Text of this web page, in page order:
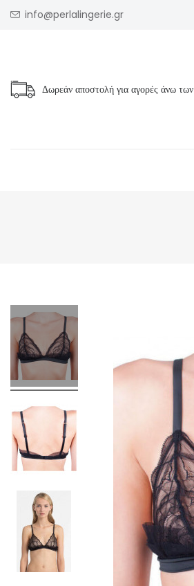
info@perlalingerie.gr
Δωρεάν αποστολή για αγορές άνω των